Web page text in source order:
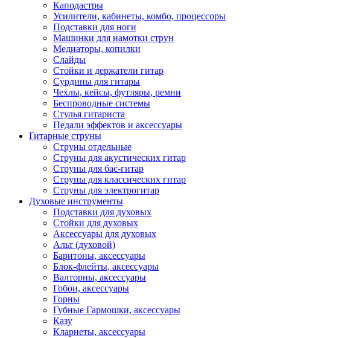
Каподастры
Усилители, кабинеты, комбо, процессоры
Подставки для ноги
Машинки для намотки струн
Медиаторы, копилки
Слайды
Стойки и держатели гитар
Сурдины для гитары
Чехлы, кейсы, футляры, ремни
Беспроводные системы
Стулья гитариста
Педали эффектов и аксессуары
Гитарные струны
Струны отдельные
Струны для акустических гитар
Струны для бас-гитар
Струны для классических гитар
Струны для электрогитар
Духовые инструменты
Подставки для духовых
Стойки для духовых
Аксессуары для духовых
Альт (духовой)
Баритоны, аксессуары
Блок-флейты, аксессуары
Валторны, аксессуары
Гобои, аксессуары
Горны
Губные Гармошки, аксессуары
Казу
Кларнеты, аксессуары